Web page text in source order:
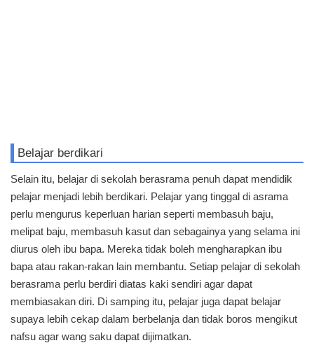
Belajar berdikari
Selain itu, belajar di sekolah berasrama penuh dapat mendidik
pelajar menjadi lebih berdikari. Pelajar yang tinggal di asrama
perlu mengurus keperluan harian seperti membasuh baju,
melipat baju, membasuh kasut dan sebagainya yang selama ini
diurus oleh ibu bapa. Mereka tidak boleh mengharapkan ibu
bapa atau rakan-rakan lain membantu. Setiap pelajar di sekolah
berasrama perlu berdiri diatas kaki sendiri agar dapat
membiasakan diri. Di samping itu, pelajar juga dapat belajar
supaya lebih cekap dalam berbelanja dan tidak boros mengikut
nafsu agar wang saku dapat dijimatkan.